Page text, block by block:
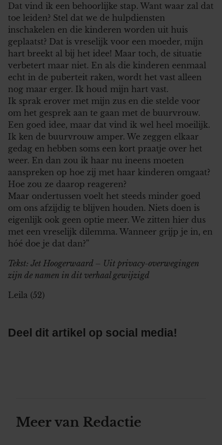
Dat vind ik een behoorlijke stap. Want waar zal dat
toe leiden? Stel dat we de hulpdiensten
inschakelen en die kinderen worden uit huis
geplaatst? Dat is vreselijk voor een moeder, mijn
hart breekt al bij het idee! Maar toch, de situatie
verbetert maar niet. En als die kinderen eenmaal
echt in de puberteit raken, wordt het vast alleen
nog maar erger. Ik houd mijn hart vast.
Ik sprak erover met mijn zus en die stelde voor
om het gesprek aan te gaan met de buurvrouw.
Een goed idee, maar dat vind ik wel heel moeilijk.
Ik ken de buurvrouw amper. We zeggen elkaar
gedag en hebben soms een kort praatje over het
weer. En dan zou ik haar nu ineens moeten
aanspreken op hoe zij met haar kinderen omgaat?
Hoe zou ze daarop reageren?
Maar ondertussen voelt het steeds minder goed
om ons afzijdig te blijven houden. Niets doen is
eigenlijk ook geen optie meer. We zitten hier dus
met een vreselijk dilemma. Wanneer grijp je in, en
hóé doe je dat dan?”
Tekst: Jet Hoogerwaard – Uit privacy-overwegingen
zijn de namen in dit verhaal gewijzigd
Leila (52)
Deel dit artikel op social media!
Meer van Redactie